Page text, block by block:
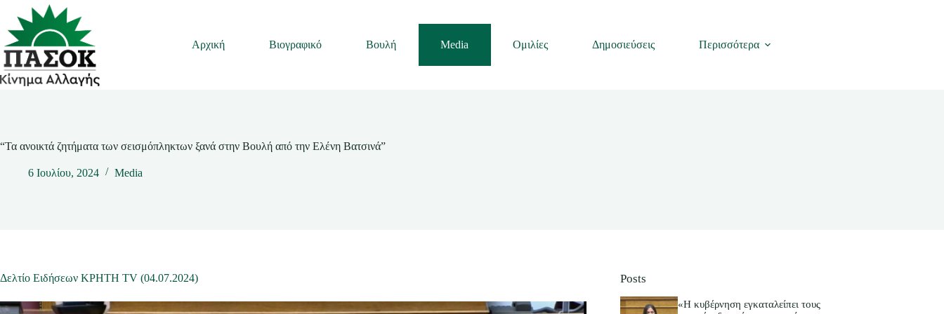
Μετάβαση
περιεχόμενο
Αρχική
Βιογραφικό Βουλή Media Ομιλίες Δημοσιεύσεις Περισσότερα
“Τα ανοικτά ζητήματα των σεισμόπληκτων ξανά στην Βουλή από την Ελένη Βατσινά”
6 Ιουλίου, 2024 Media
Δελτίο Ειδήσεων KPHTH TV (04.07.2024) Posts
«Η κυβέρνηση εγκαταλείπει τους